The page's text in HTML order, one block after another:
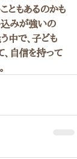
ともあるのかも
みが強いの
う中で、子ども
自信を持って